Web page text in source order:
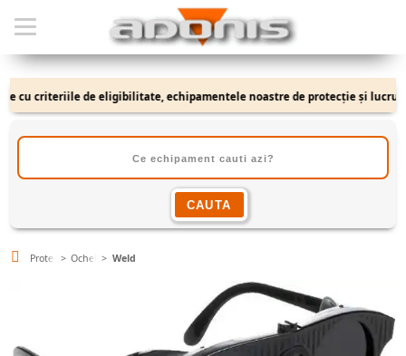
criteriile de eligibilitate, echipamentele noastre de protecție și lucru se
Protectie SuduraOchelari Sudura
Weld